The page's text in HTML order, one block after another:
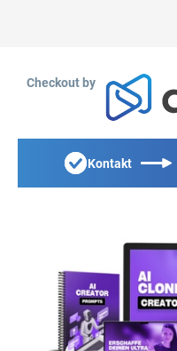
Checkout by
Kontakt